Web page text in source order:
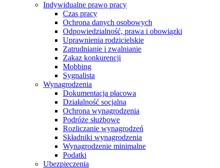
Indywidualne prawo pracy
Czas pracy
Ochrona danych osobowych
Odpowiedzialność, prawa i obowiązki
Uprawnienia rodzicielskie
Zatrudnianie i zwalnianie
Zakaz konkurencji
Mobbing
Sygnalista
Wynagrodzenia
Dokumentacja płacowa
Działalność socjalna
Ochrona wynagrodzenia
Podróże służbowe
Rozliczanie wynagrodzeń
Składniki wynagrodzenia
Wynagrodzenie minimalne
Podatki
Ubezpieczenia